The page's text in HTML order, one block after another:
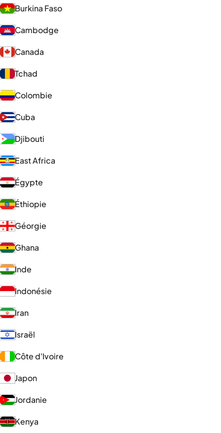
Burkina Faso
Cambodge
Canada
Tchad
Colombie
Cuba
Djibouti
East Africa
Égypte
Éthiopie
Géorgie
Ghana
Inde
Indonésie
Iran
Israël
Côte d'Ivoire
Japon
Jordanie
Kenya